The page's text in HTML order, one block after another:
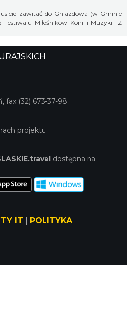
zawitać do Gniazdowa (w Gminie
Festiwalu Miłośników Koni i Muzyki "Z
fax (32) 673-37-98
projektu
dostępna na
IT
POLITYKA